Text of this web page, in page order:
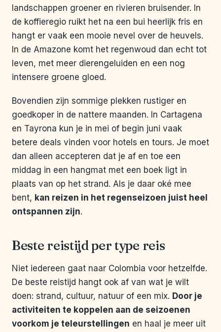
landschappen groener en rivieren bruisender. In
de koffieregio ruikt het na een bui heerlijk fris en
hangt er vaak een mooie nevel over de heuvels.
In de Amazone komt het regenwoud dan echt tot
leven, met meer dierengeluiden en een nog
intensere groene gloed.
Bovendien zijn sommige plekken rustiger en
goedkoper in de nattere maanden. In Cartagena
en Tayrona kun je in mei of begin juni vaak
betere deals vinden voor hotels en tours. Je moet
dan alleen accepteren dat je af en toe een
middag in een hangmat met een boek ligt in
plaats van op het strand. Als je daar oké mee
bent, kan reizen in het regenseizoen juist heel
ontspannen zijn.
Beste reistijd per type reis
Niet iedereen gaat naar Colombia voor hetzelfde.
De beste reistijd hangt ook af van wat je wilt
doen: strand, cultuur, natuur of een mix. Door je
activiteiten te koppelen aan de seizoenen
voorkom je teleurstellingen en haal je meer uit